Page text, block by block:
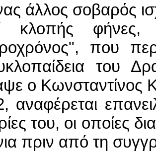
άλλος σοβαρός
κλοπής
που
του
ο Κωνσταντίνος
αναφέρεται
του, οι οποίες
πριν από τη